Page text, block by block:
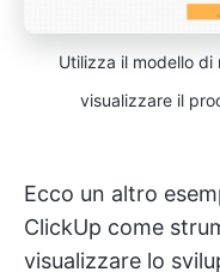
Utilizza il modello
visualizzare il
Ecco un altro
ClickUp come
visualizzare lo